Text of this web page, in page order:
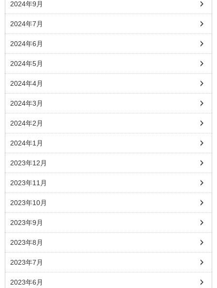
2024年9月
2024年7月
2024年6月
2024年5月
2024年4月
2024年3月
2024年2月
2024年1月
2023年12月
2023年11月
2023年10月
2023年9月
2023年8月
2023年7月
2023年6月